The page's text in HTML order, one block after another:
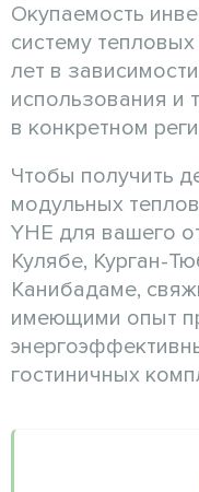
Окупаемость
систему
лет в
использования и
в конкретном
Чтобы получить
модульных
YHE для вашего
Кулябе, Курган-
Канибадаме,
имеющими опыт
гостиничных